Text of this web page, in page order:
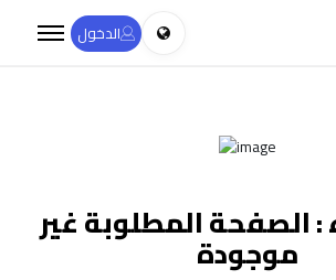
الدخول
الصفحة المطلوبة غير
موجودة